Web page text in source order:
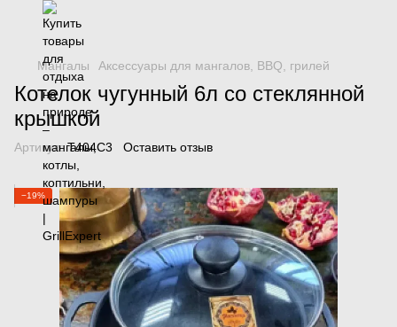
Мангалы Аксессуары для мангалов, BBQ, грилей
Котелок чугунный 6л со стеклянной
крышкой
Артикул:Т404С3 Оставить отзыв
−19%